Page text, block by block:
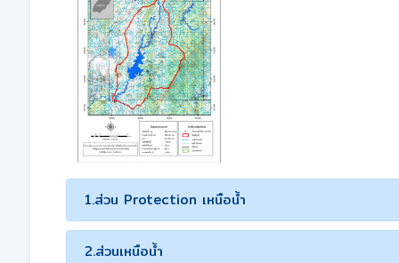
1.ส่วน Protection เหนือน้ำ
2.ส่วนเหนือน้ำ